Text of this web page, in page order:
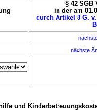
§ 42 SGB
in der am
durch Artikel 8 G. v.
nächste
und